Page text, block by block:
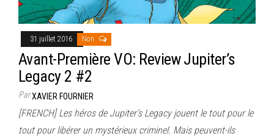
31 juillet 2016 Non
Avant-Première VO: Review Jupiter’s
Legacy 2 #2
ParXAVIER FOURNIER
[FRENCH] Les héros de Jupiter’s Legacy jouent le tout pour le
tout pour libérer un mystérieux criminel. Mais peuvent-ils